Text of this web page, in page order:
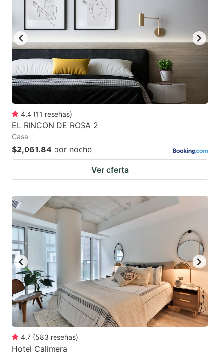
4.4 (11 reseñas)
EL RINCON DE ROSA 2
Casa
$2,061.84 por noche
Ver oferta
4.7 (583 reseñas)
Hotel Calimera